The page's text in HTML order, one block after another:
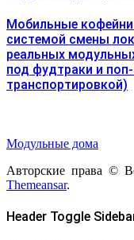
Мобильные
системой смены
реальных
под фудтраки и
транспортировкой)
Модульные дома
Авторские права ©
Themeansar.
Header Toggle